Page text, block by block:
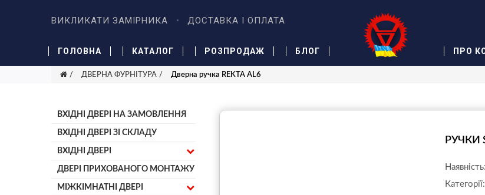
ВИКЛИКАТИ ЗАМІРНИКА ДОСТАВКА І ОПЛАТА
ГОЛОВНА КАТАЛОГ РОЗПРОДАЖ БЛОГ ПРО
ДВЕРНА ФУРНІТУРА Дверна ручка REKTA AL6
ВХІДНІ ДВЕРІ НА ЗАМОВЛЕННЯ
ВХІДНІ ДВЕРІ ЗІ СКЛАДУ
ВХІДНІ ДВЕРІ
ДВЕРІ ПРИХОВАНОГО МОНТАЖУ
МІЖКІМНАТНІ ДВЕРІ
РУЧКИ
Наявність:
Категорії: